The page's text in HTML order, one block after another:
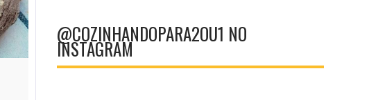
@COZINHANDOPARA2OU1 NO
INSTAGRAM